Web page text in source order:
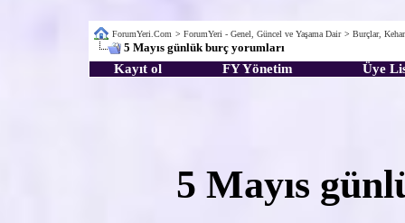
ForumYeri.Com > ForumYeri - Genel, Güncel ve Yaşama Dair > Burçlar,
5 Mayıs günlük burç yorumları
Kayıt ol FY Yönetim Üye
5 Mayıs